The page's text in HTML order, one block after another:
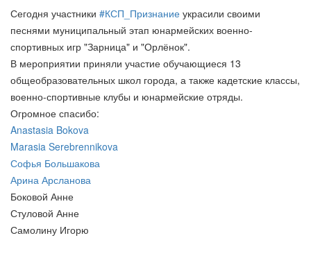
Сегодня участники #КСП_Признание украсили своими
песнями муниципальный этап юнармейских военно-
спортивных игр "Зарница" и "Орлёнок".
В мероприятии приняли участие обучающиеся 13
общеобразовательных школ города, а также кадетские классы,
военно-спортивные клубы и юнармейские отряды.
Огромное спасибо:
Anastasia Bokova
Marasia Serebrennikova
Софья Большакова
Арина Арсланова
Боковой Анне
Стуловой Анне
Самолину Игорю